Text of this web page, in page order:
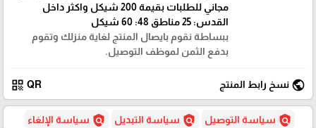
مجاني للطلبات بقيمة 200 شيكل واكثر داخل
القدس: 25 مناطق 48: 60 شيكل
ببساطة نقوم بايصال المنتج لغاية منزلك وتقوم
بدفع الثمن لموظف التوصيل.
public نسخ رابط المنتج QR
qr_code
policy سياسة التوصيل policy سياسة التبديل policy سياسة الإلغاء